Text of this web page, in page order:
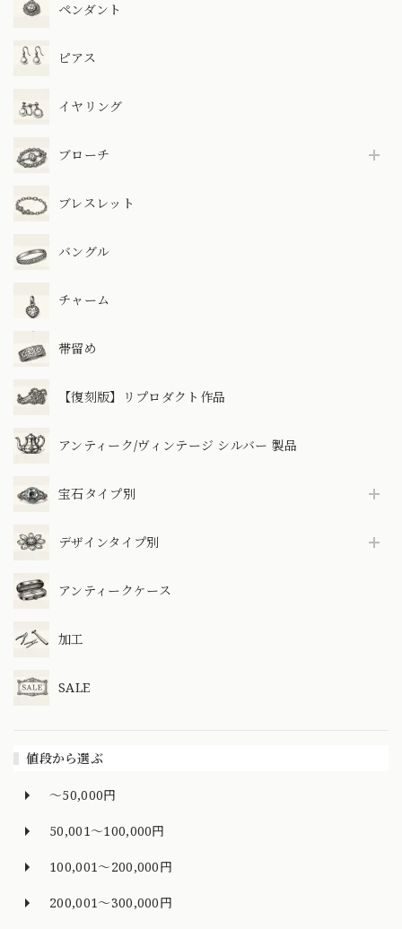
ペンダント
ピアス
イヤリング
ブローチ
ブレスレット
バングル
チャーム
帯留め
【復刻版】リプロダクト作品
アンティーク/ヴィンテージ シルバー 製品
宝石タイプ別
デザインタイプ別
アンティークケース
加工
SALE
値段から選ぶ
～50,000円
50,001～100,000円
100,001～200,000円
200,001～300,000円